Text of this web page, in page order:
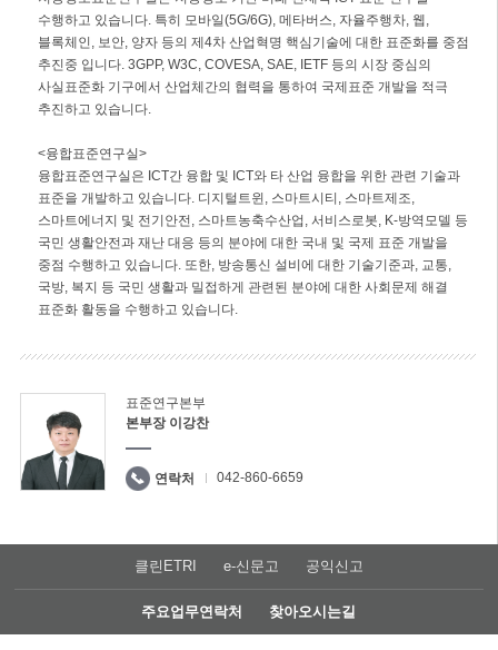
수행하고 있습니다. 특히 모바일(5G/6G), 메타버스, 자율주행차, 웹,
블록체인, 보안, 양자 등의 제4차 산업혁명 핵심기술에 대한 표준화를 중점
추진중 입니다. 3GPP, W3C, COVESA, SAE, IETF 등의 시장 중심의
사실표준화 기구에서 산업체간의 협력을 통하여 국제표준 개발을 적극
추진하고 있습니다.
<융합표준연구실>
융합표준연구실은 ICT간 융합 및 ICT와 타 산업 융합을 위한 관련 기술과
표준을 개발하고 있습니다. 디지털트윈, 스마트시티, 스마트제조,
스마트에너지 및 전기안전, 스마트농축수산업, 서비스로봇, K-방역모델 등
국민 생활안전과 재난 대응 등의 분야에 대한 국내 및 국제 표준 개발을
중점 수행하고 있습니다. 또한, 방송통신 설비에 대한 기술기준과, 교통,
국방, 복지 등 국민 생활과 밀접하게 관련된 분야에 대한 사회문제 해결
표준화 활동을 수행하고 있습니다.
표준연구본부
본부장 이강찬
연락처 042-860-6659
클린ETRI e-신문고 공익신고
주요업무연락처 찾아오시는길